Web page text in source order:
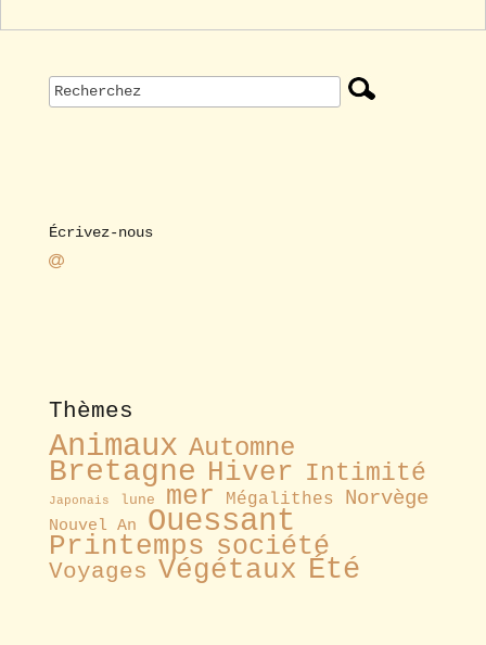
Écrivez-nous
Thèmes
Animaux Automne
Bretagne Hiver Intimité
Japonais lune mer Mégalithes Norvège
Nouvel An Ouessant
Printemps société
Voyages Végétaux Été